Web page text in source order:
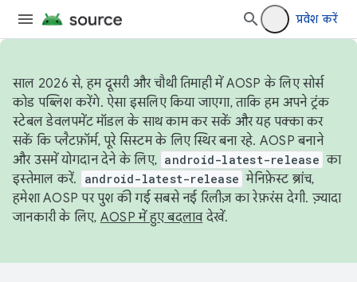
प्रवेश करें
साल 2026 से, हम दूसरी और चौथी तिमाही में AOSP के लिए सोर्स
कोड पब्लिश करेंगे. ऐसा इसलिए किया जाएगा, ताकि हम अपने ट्रंक
स्टेबल डेवलपमेंट मॉडल के साथ काम कर सकें और यह पक्का कर
सकें कि प्लैटफ़ॉर्म, पूरे सिस्टम के लिए स्थिर बना रहे. AOSP बनाने
और उसमें योगदान देने के लिए, android-latest-release का
इस्तेमाल करें.
android-latest-release मेनिफ़ेस्ट ब्रांच,
हमेशा AOSP पर पुश की गई सबसे नई रिलीज़ का रेफ़रंस देगी. ज़्यादा
जानकारी के लिए, AOSP में हुए बदलावदेखें.